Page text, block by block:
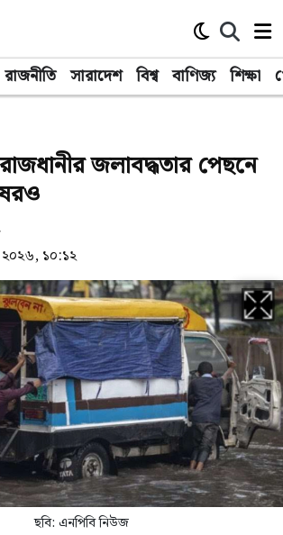
রাজনীতি সারাদেশ বিশ্ব বাণিজ্য শিক্ষা
জলাবদ্ধতার পেছনে
১০:১২
ছবি: এনপিবি নিউজ